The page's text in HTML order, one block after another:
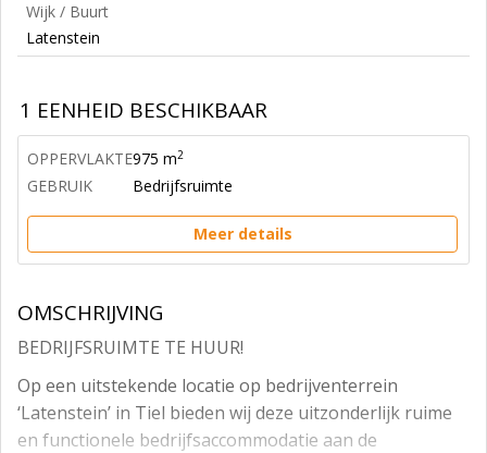
Wijk / Buurt
Latenstein
1 EENHEID BESCHIKBAAR
OPPERVLAKTE975 m2
GEBRUIK Bedrijfsruimte
Meer details
OMSCHRIJVING
BEDRIJFSRUIMTE TE HUUR!
Op een uitstekende locatie op bedrijventerrein
‘Latenstein’ in Tiel bieden wij deze uitzonderlijk ruime
en functionele bedrijfsaccommodatie aan de